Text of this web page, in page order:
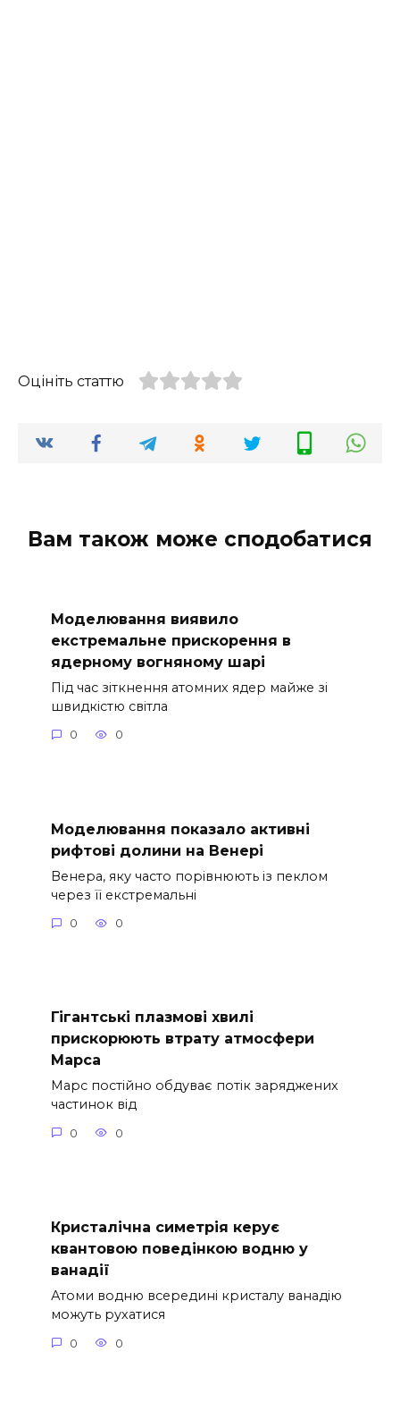
Оцініть статтю
Вам також може сподобатися
Моделювання виявило
екстремальне прискорення в
ядерному вогняному шарі
Під час зіткнення атомних ядер майже зі
швидкістю світла
0 0
Моделювання показало активні
рифтові долини на Венері
Венера, яку часто порівнюють із пеклом
через її екстремальні
0 0
Гігантські плазмові хвилі
прискорюють втрату атмосфери
Марса
Марс постійно обдуває потік заряджених
частинок від
0 0
Кристалічна симетрія керує
квантовою поведінкою водню у
ванадії
Атоми водню всередині кристалу ванадію
можуть рухатися
0 0